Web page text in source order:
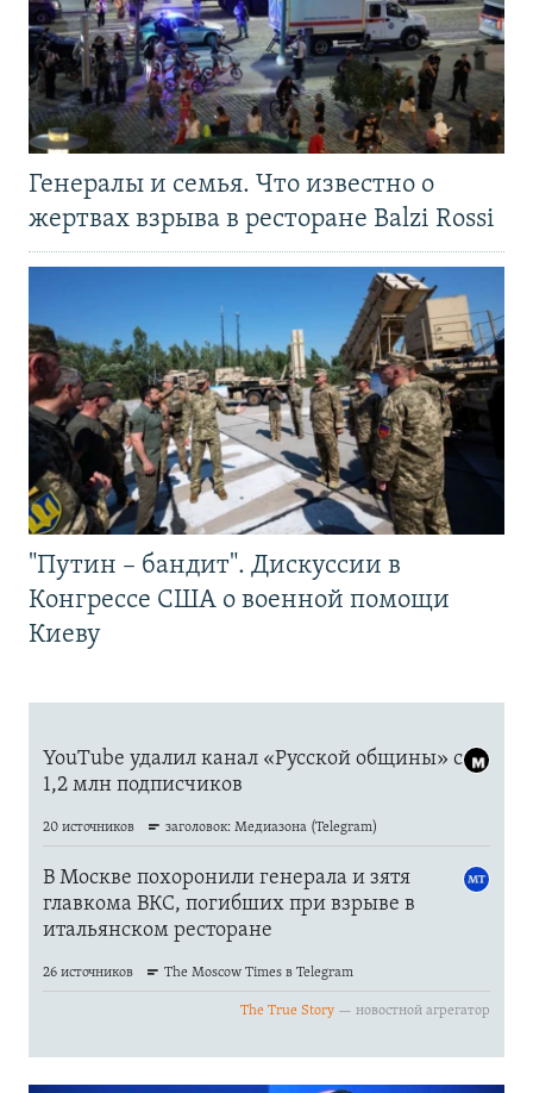
Генералы и семья. Что известно о
жертвах взрыва в ресторане Balzi Rossi
"Путин – бандит". Дискуссии в
Конгрессе США о военной помощи
Киеву